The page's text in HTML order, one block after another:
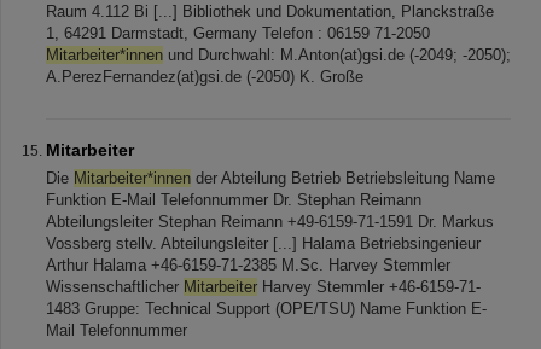
Raum 4.112 Bi [...] Bibliothek und Dokumentation, Planckstraße
1, 64291 Darmstadt, Germany Telefon : 06159 71-2050
Mitarbeiter*innen und Durchwahl: M.Anton(at)gsi.de (-2049; -2050);
A.PerezFernandez(at)gsi.de (-2050) K. Große
Mitarbeiter
Die Mitarbeiter*innen der Abteilung Betrieb Betriebsleitung Name
Funktion E-Mail Telefonnummer Dr. Stephan Reimann
Abteilungsleiter Stephan Reimann +49-6159-71-1591 Dr. Markus
Vossberg stellv. Abteilungsleiter [...] Halama Betriebsingenieur
Arthur Halama +46-6159-71-2385 M.Sc. Harvey Stemmler
Wissenschaftlicher Mitarbeiter Harvey Stemmler +46-6159-71-
1483 Gruppe: Technical Support (OPE/TSU) Name Funktion E-
Mail Telefonnummer